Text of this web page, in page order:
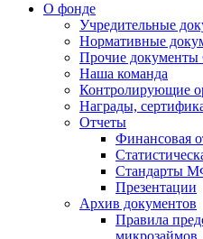
О фонде
Учредительные
Нормативные
Прочие документы
Наша команда
Контролирующие
Награды,
Отчеты
Финансовая
Стандарты
Презентации
Архив документов
Правила
микрозаймов